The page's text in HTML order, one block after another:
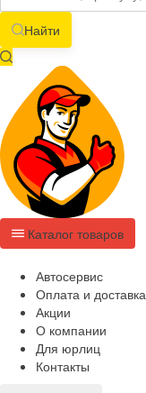
Найти
Каталог товаров
Автосервис
Оплата и доставка
Акции
О компании
Для юрлиц
Контакты